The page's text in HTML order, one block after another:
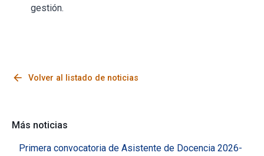
gestión.
arrow_back Volver al listado de noticias
Más noticias
Primera convocatoria de Asistente de Docencia 2026-